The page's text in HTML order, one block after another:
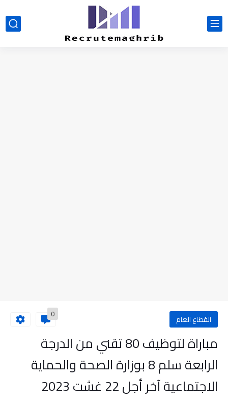
القطاع العام 0
مباراة لتوظيف 80 تقني من الدرجة
الرابعة سلم 8 بوزارة الصحة والحماية
الاجتماعية آخر أجل 22 غشت 2023